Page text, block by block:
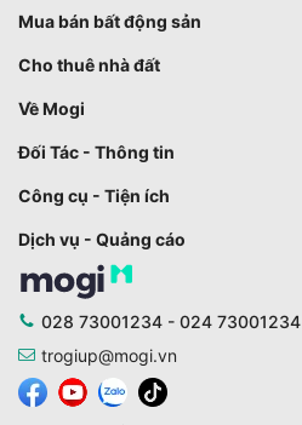
Mua bán bất động sản
Cho thuê nhà đất
Về Mogi
Đối Tác - Thông tin
Công cụ - Tiện ích
Dịch vụ - Quảng cáo
028 73001234 - 024 73001234
trogiup@mogi.vn